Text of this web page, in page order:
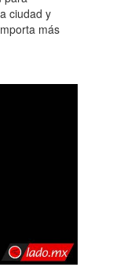
ciudad y
más